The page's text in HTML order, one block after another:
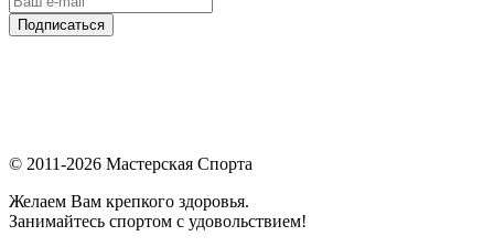
Подписаться
© 2011-2026 Мастерская Спорта
Желаем Вам крепкого здоровья.
Занимайтесь спортом с удовольствием!